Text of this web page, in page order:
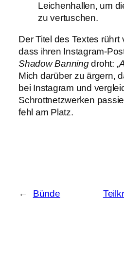
Leichenhallen, um
zu vertuschen.
Der Titel des Textes
dass ihren Instagram-
Shadow Banningdroht: „
Mich darüber zu ärgern,
bei Instagram und
Schrottnetzwerken
fehl am Platz.
← Bünde